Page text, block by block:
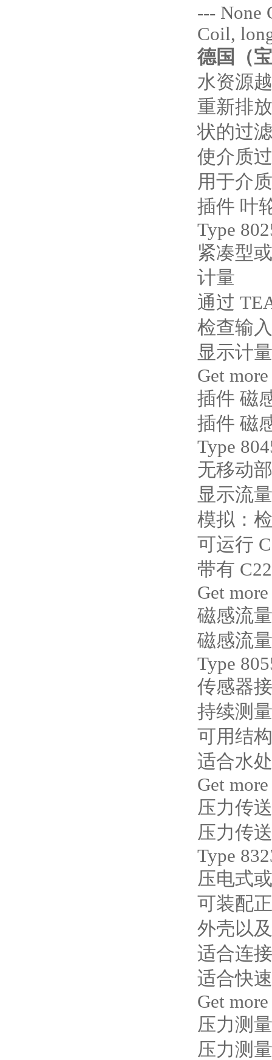
--- None
Coil,
德国（
水资源
重新排
状的过
使介质
用于介
插件 叶
Type
紧凑型
计量
通过
检查输
显示计
Get
插件 磁
插件 磁
Type
无移动
显示流
模拟：
可运行
带有
Get
磁感流
磁感流
Type
传感器
持续测
可用结
适合水
Get
压力传
压力传
Type
压电式
可装配
外壳以
适合连
适合快
Get
压力测
压力测